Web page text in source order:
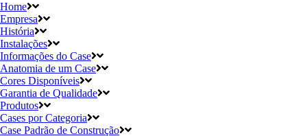
Home
Empresa
História
Instalações
Informações do Case
Anatomia de um Case
Cores Disponíveis
Garantia de Qualidade
Produtos
Cases por Categoria
Case Padrão de Construção